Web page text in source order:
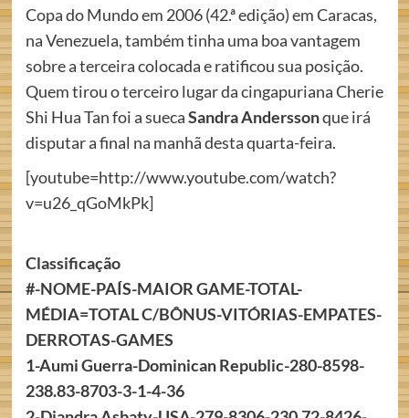
Copa do Mundo em 2006 (42.ª edição) em Caracas,
na Venezuela, também tinha uma boa vantagem
sobre a terceira colocada e ratificou sua posição.
Quem tirou o terceiro lugar da cingapuriana Cherie
Shi Hua Tan foi a suecaSandra Anderssonque irá
disputar a final na manhã desta quarta-feira.
[youtube=http://www.youtube.com/watch?
v=u26_qGoMkPk]
Classificação
#-NOME-PAÍS-MAIOR GAME-TOTAL-
MÉDIA=TOTAL C/BÔNUS-VITÓRIAS-EMPATES-
DERROTAS-GAMES
1-Aumi Guerra-Dominican Republic-280-8598-
238.83-8703-3-1-4-36